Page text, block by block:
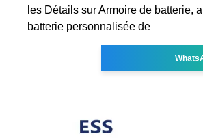
les Détails sur Armoire de batterie,
batterie personnalisée de